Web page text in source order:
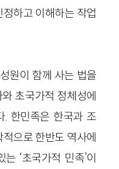
하고 이해하는 작업
원이 함께 사는 법을
초국가적 정체성에
. 한민족은 한국과 조
으로 한반도 역사에
‘초국가적 민족’이